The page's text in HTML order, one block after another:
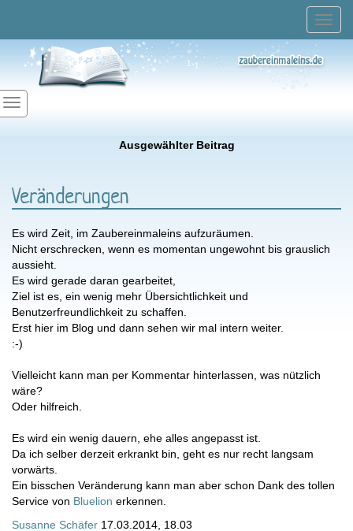
Ausgewählter Beitrag
Veränderungen
Es wird Zeit, im Zaubereinmaleins aufzuräumen.
Nicht erschrecken, wenn es momentan ungewohnt bis grauslich
aussieht.
Es wird gerade daran gearbeitet,
Ziel ist es, ein wenig mehr Übersichtlichkeit und
Benutzerfreundlichkeit zu schaffen.
Erst hier im Blog und dann sehen wir mal intern weiter.
:-)
Vielleicht kann man per Kommentar hinterlassen, was nützlich
wäre?
Oder hilfreich.
Es wird ein wenig dauern, ehe alles angepasst ist.
Da ich selber derzeit erkrankt bin, geht es nur recht langsam
vorwärts.
Ein bisschen Veränderung kann man aber schon Dank des tollen
Service von Bluelion erkennen.
Susanne Schäfer 17.03.2014, 18.03